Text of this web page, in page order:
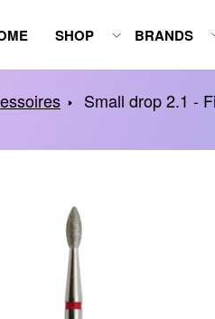
SHOP BRANDS
Small drop 2.1 -